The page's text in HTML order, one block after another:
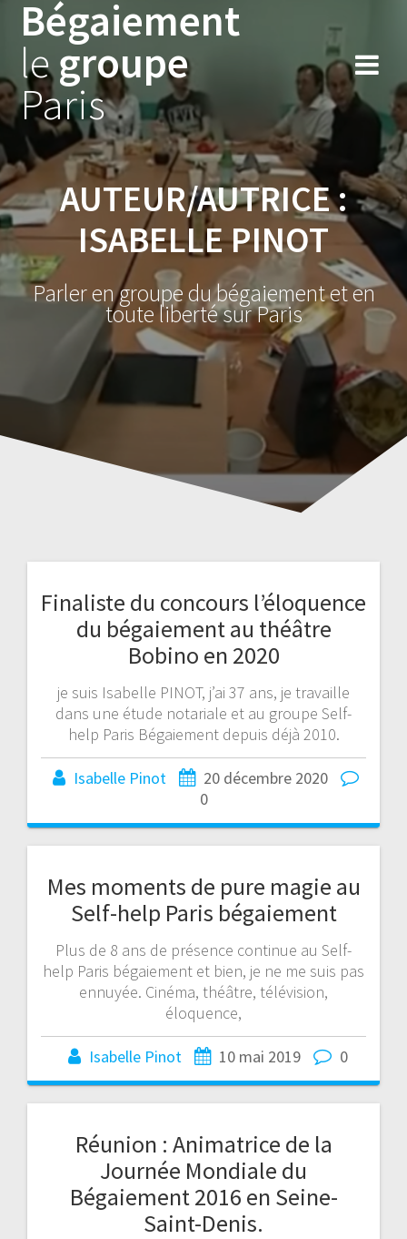
Skip
to
Bégaiement
legroupe
Paris
AUTEUR/AUTRICE :
ISABELLE PINOT
Parler en groupe du bégaiement et en
toute liberté sur Paris
Finaliste du concours l’éloquence
du bégaiement au théâtre
Bobino en 2020
je suis Isabelle PINOT, j’ai 37 ans, je travaille
dans une étude notariale et au groupe Self-
help Paris Bégaiement depuis déjà 2010.
Isabelle Pinot
20 décembre 2020
0
Mes moments de pure magie au
Self-help Paris bégaiement
Plus de 8 ans de présence continue au Self-
help Paris bégaiement et bien, je ne me suis pas
ennuyée. Cinéma, théâtre, télévision,
éloquence,
Isabelle Pinot 10 mai 2019 0
Réunion : Animatrice de la
Journée Mondiale du
Bégaiement 2016 en Seine-
Saint-Denis.